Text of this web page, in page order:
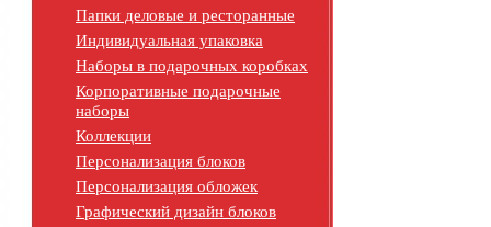
Папки деловые и ресторанные
Индивидуальная упаковка
Наборы в подарочных коробках
Корпоративные подарочные
наборы
Коллекции
Персонализация блоков
Персонализация обложек
Графический дизайн блоков